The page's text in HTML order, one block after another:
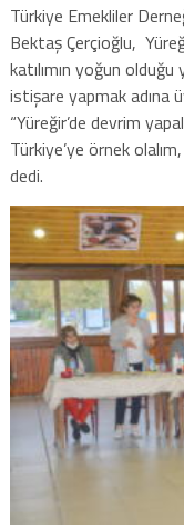
Türkiye Emekliler
Bektaş Çerçioğlu,
katılımın yoğun olduğu
istişare yapmak adına
“Yüreğir’de devrim
Türkiye’ye örnek
dedi.